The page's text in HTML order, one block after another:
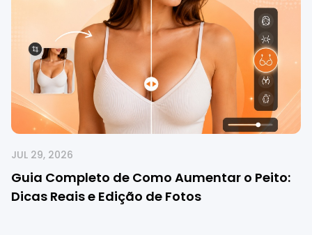
JUL 29, 2026
Guia Completo de Como Aumentar o Peito:
Dicas Reais e Edição de Fotos